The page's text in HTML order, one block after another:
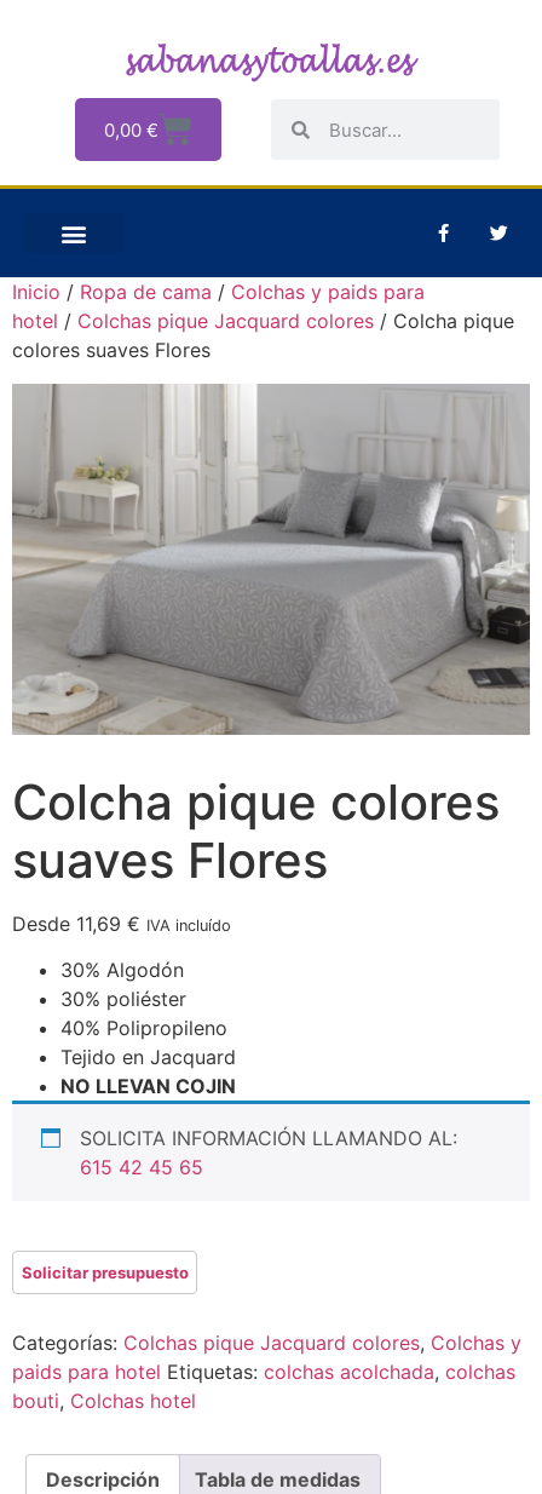
0,00 €
Inicio / Ropa de cama / Colchas y paids para
hotel / Colchas pique Jacquard colores / Colcha pique
colores suaves Flores
Colcha pique colores
suaves Flores
Desde 11,69 € IVA incluído
30% Algodón
30% poliéster
40% Polipropileno
Tejido en Jacquard
NO LLEVAN COJIN
SOLICITA INFORMACIÓN LLAMANDO AL:
615 42 45 65
Categorías: Colchas pique Jacquard colores, Colchas y
paids para hotel Etiquetas: colchas acolchada, colchas
bouti, Colchas hotel
Descripción Tabla de medidas